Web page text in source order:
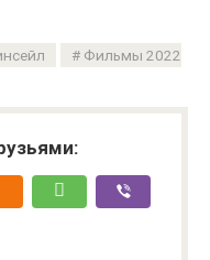
Фильмы 2022